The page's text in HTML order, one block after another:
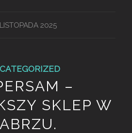
2025
–
SKLEP W